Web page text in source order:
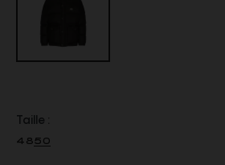
Taille :
4850